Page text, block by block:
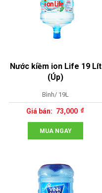
Nước kiềm ion Life 19 Lít
(Úp)
Bình/ 19L
73,000
MUA NGAY